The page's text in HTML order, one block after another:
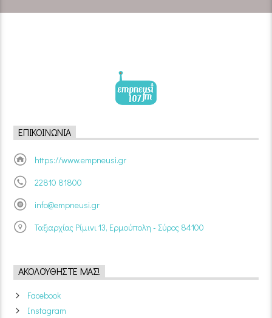
ΕΠΙΚΟΙΝΩΝΊΑ
https://www.empneusi.gr
22810 81800
info@empneusi.gr
Ταξιαρχίας Ρίμινι 13, Ερμούπολη - Σύρος 84100
ΑΚΟΛΟΥΘΉΣΤΕ ΜΑΣ!
Facebook
Instagram